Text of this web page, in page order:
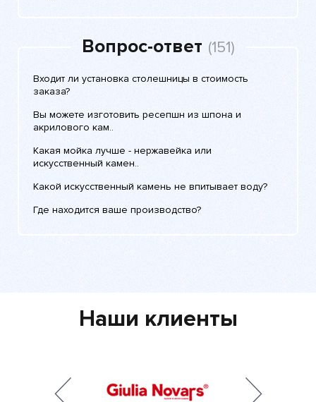
Вопрос-ответ (151)
Входит ли установка столешницы в стоимость
заказа?
Вы можете изготовить ресепшн из шпона и
акрилового кам..
Какая мойка лучше - нержавейка или
искусственный камен..
Какой искусственный камень не впитывает воду?
Где находится ваше производство?
Наши клиенты